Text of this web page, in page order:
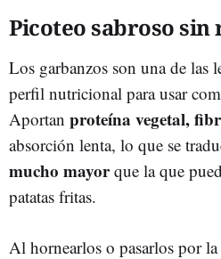
Picoteo sabroso
Los garbanzos son una de las
perfil nutricional para usar
Aportan proteína vegetal,
absorción lenta, lo que se
mucho mayorque la que
patatas fritas.
Al hornearlos o pasarlos por la